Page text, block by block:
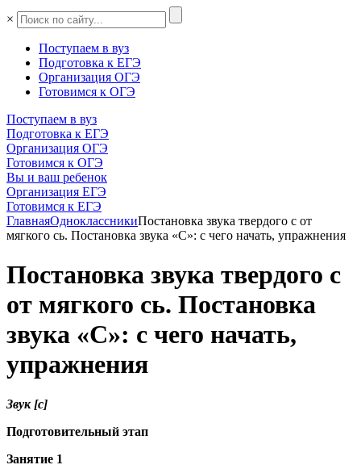
×
Поступаем в вуз
Подготовка к ЕГЭ
Организация ОГЭ
Готовимся к ОГЭ
Поступаем в вуз
Подготовка к ЕГЭ
Организация ОГЭ
Готовимся к ОГЭ
Вы и ваш ребенок
Организация ЕГЭ
Готовимся к ЕГЭ
ГлавнаяОдноклассникиПостановка звука твердого с от
мягкого сь. Постановка звука «С»: с чего начать, упражнения
Постановка звука твердого с
от мягкого сь. Постановка
звука «С»: с чего начать,
упражнения
Звук [с]
Подготовительный этап
Занятие 1